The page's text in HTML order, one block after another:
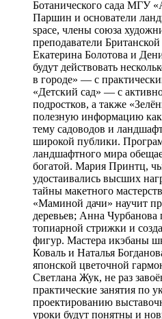
Ботанического сада МГУ
Паршин и основатели
space, члены союза
преподаватели
Екатерина Болотова и
будут действовать
в городе» — с
«Детский сад» — с
подростков, а также
полезную информацию
тему садоводов и
широкой публики.
ландшафтного мира
богатой. Мария Принтц,
удостаивались высших
тайны макетного
«Маминой дачи» научит
деревьев; Анна
топиарной стрижки и
фигур. Мастера икэбаны
Коваль и Наталья
японской цветочной
Светлана Жук, не раз
практические занятия по
проектированию
уроки будут понятны и